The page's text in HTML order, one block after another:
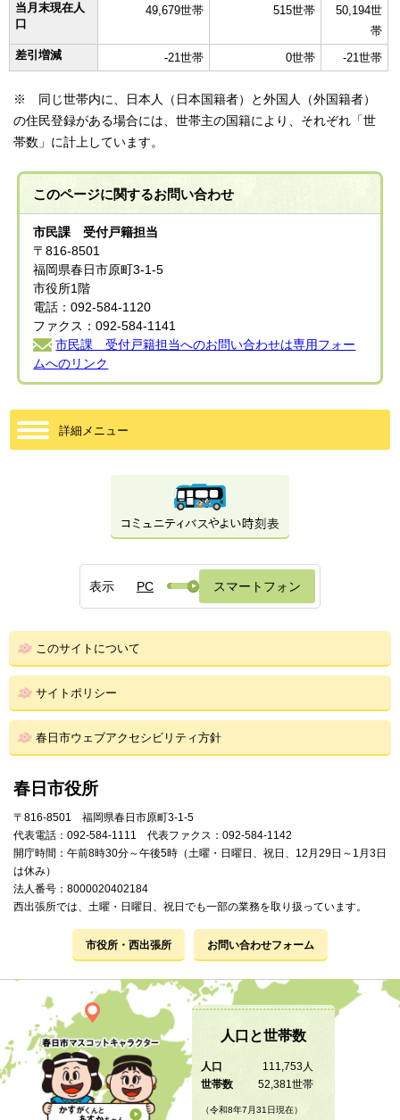
当月末現在人
口
49,679世帯 515世帯
50,194世
帯
差引増減
-21世帯 0世帯 -21世帯
※ 同じ世帯内に、日本人（日本国籍者）と外国人（外国籍者）
の住民登録がある場合には、世帯主の国籍により、それぞれ「世
帯数」に計上しています。
このページに関するお問い合わせ
市民課 受付戸籍担当
〒816-8501
福岡県春日市原町3-1-5
市役所1階
電話：092-584-1120
ファクス：092-584-1141
市民課 受付戸籍担当へのお問い合わせは専用フォー
ムへのリンク
詳細メニュー
表示 PC スマートフォン
このサイトについて
サイトポリシー
春日市ウェブアクセシビリティ方針
春日市役所
〒816-8501 福岡県春日市原町3-1-5
代表電話：092-584-1111 代表ファクス：092-584-1142
開庁時間：午前8時30分～午後5時（土曜・日曜日、祝日、12月29日～1月3日
は休み）
法人番号：8000020402184
西出張所では、土曜・日曜日、祝日でも一部の業務を取り扱っています。
市役所・西出張所 お問い合わせフォーム
人口と世帯数
人口
111,753人
世帯数
52,381世帯
（令和8年7月31日現在）